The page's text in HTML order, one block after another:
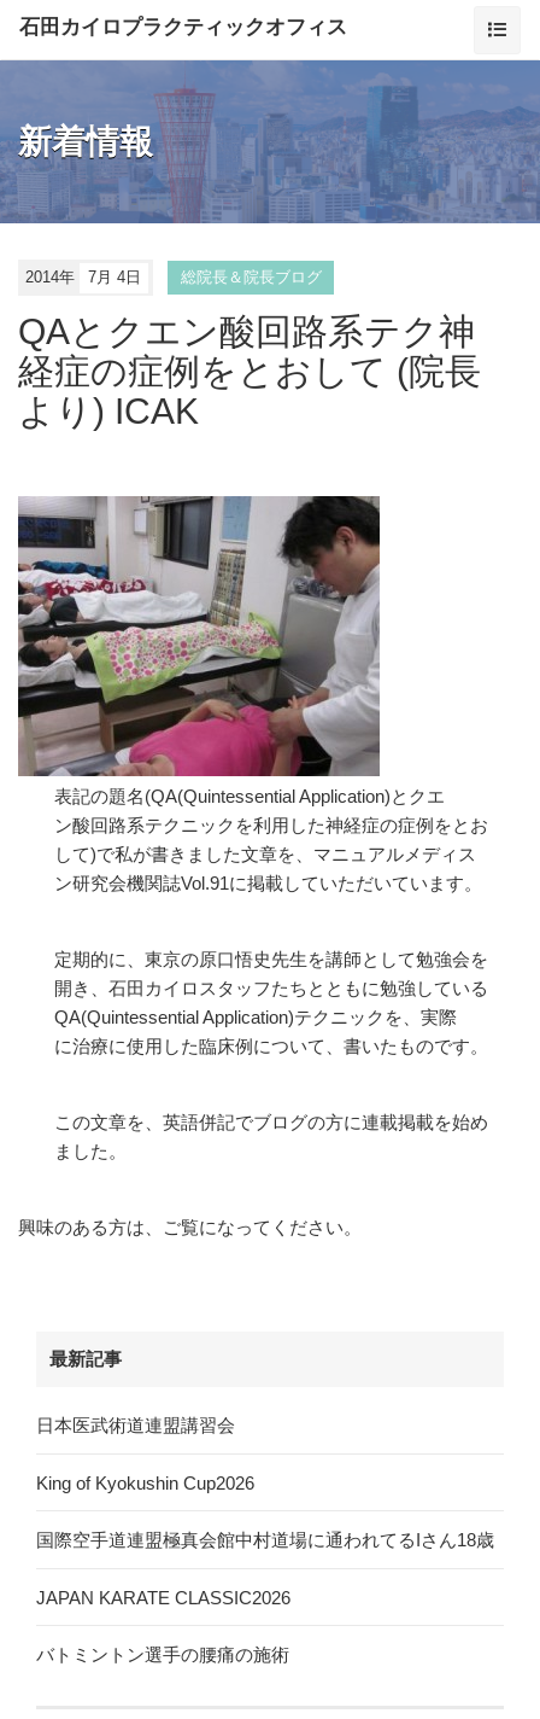
石田カイロプラクティックオフィス
新着情報
2014年 7月 4日 総院長＆院長ブログ
QAとクエン酸回路系テク神
経症の症例をとおして (院長
より) ICAK
表記の題名(QA(Quintessential Application)とクエ
ン酸回路系テクニックを利用した神経症の症例をとお
して)で私が書きました文章を、マニュアルメディス
ン研究会機関誌Vol.91に掲載していただいています。
定期的に、東京の原口悟史先生を講師として勉強会を
開き、石田カイロスタッフたちとともに勉強している
QA(Quintessential Application)テクニックを、実際
に治療に使用した臨床例について、書いたものです。
この文章を、英語併記でブログの方に連載掲載を始め
ました。
興味のある方は、ご覧になってください。
最新記事
日本医武術道連盟講習会
King of Kyokushin Cup2026
国際空手道連盟極真会館中村道場に通われてるIさん18歳
JAPAN KARATE CLASSIC2026
バトミントン選手の腰痛の施術